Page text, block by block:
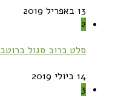
13 באפריל 2019
2
סלט כרוב סגול
14 ביולי 2019
3